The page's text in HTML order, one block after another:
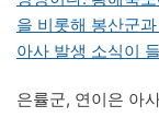
을 비롯해 봉산군
아사 발생 소식이
은률군, 연이은 아